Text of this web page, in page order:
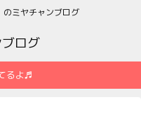
ミヤチャンブログ
るよ♬